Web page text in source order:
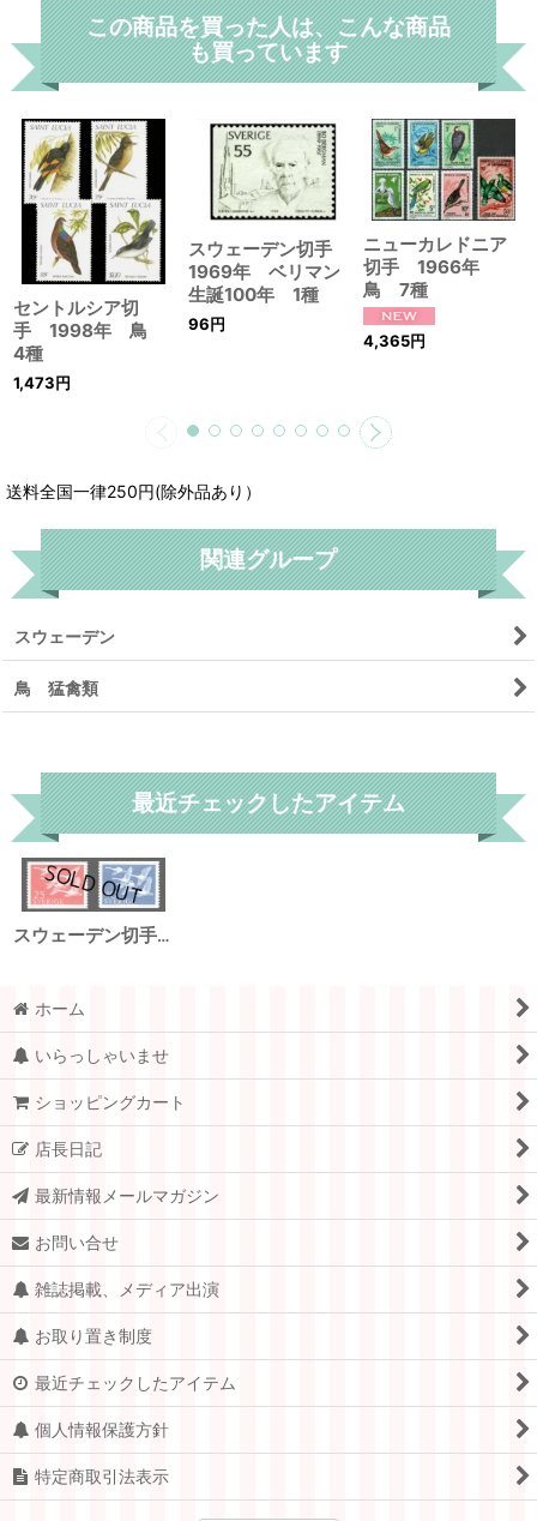
この商品を買った人は、こんな商品
も買っています
セントルシア切
手 1998年 鳥
4種
1,473円
スウェーデン切手
1969年 ベリマン
生誕100年 1種
96円
ニューカレドニア
切手 1966年
鳥 7種
4,365円
送料全国一律250円(除外品あり）
関連グループ
スウェーデン
鳥 猛禽類
最近チェックしたアイテム
スウェーデン切手 1956年 鳥 北欧の日 2種
ホーム
いらっしゃいませ
ショッピングカート
店長日記
最新情報メールマガジン
お問い合せ
雑誌掲載、メディア出演
お取り置き制度
最近チェックしたアイテム
個人情報保護方針
特定商取引法表示